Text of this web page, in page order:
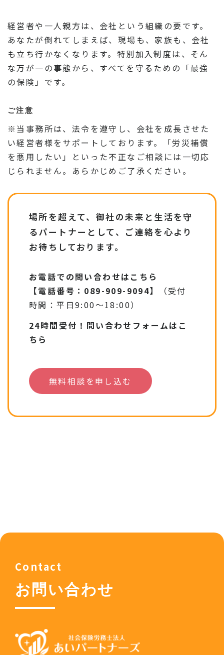
経営者や一人親方は、会社という組織の要です。
あなたが倒れてしまえば、現場も、家族も、会社
も立ち行かなくなります。特別加入制度は、そん
な万が一の事態から、すべてを守るための「最強
の保険」です。
ご注意
※当事務所は、法令を遵守し、会社を成長させた
い経営者様をサポートしております。「労災補償
を悪用したい」といった不正なご相談には一切応
じられません。あらかじめご了承ください。
場所を超えて、御社の未来と生活を守
るパートナーとして、ご連絡を心より
お待ちしております。
お電話での問い合わせはこちら
【電話番号：089-909-9094】
（受付
時間：平日9:00〜18:00）
24時間受付！問い合わせフォームはこ
ちら
無料相談を申し込む
Contact
お問い合わせ